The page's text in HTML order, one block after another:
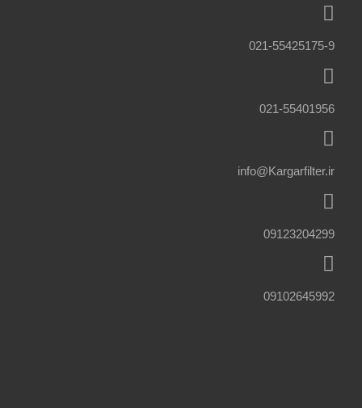
021-55425175-9
021-55401956
info@Kargarfilter.ir
09123204299
09102645992